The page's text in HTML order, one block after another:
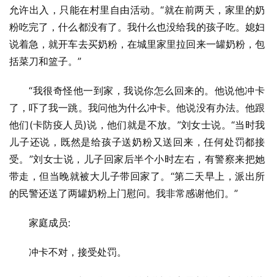
允许出入，只能在村里自由活动。“就在前两天，家里的奶
粉吃完了，什么都没有了。我什么也没给我的孩子吃。媳妇
说着急，就开车去买奶粉，在城里家里拉回来一罐奶粉，包
括菜刀和篮子。”
“我很奇怪他一到家，我说你怎么回来的。他说他冲卡
了，吓了我一跳。我问他为什么冲卡。他说没有办法。他跟
他们(卡防疫人员)说，他们就是不放。”刘女士说。“当时我
儿子还说，既然是给孩子送奶粉又送回来，任何处罚都接
受。”刘女士说，儿子回家后半个小时左右，有警察来把她
带走，但当晚就被大儿子带回家了。“第二天早上，派出所
的民警还送了两罐奶粉上门慰问。我非常感谢他们。”
家庭成员:
冲卡不对，接受处罚。